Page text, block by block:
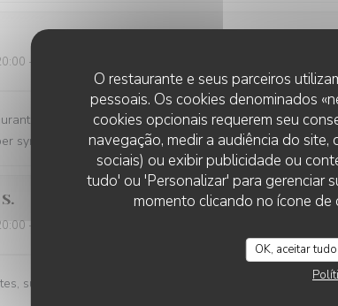
O restaurante e seus parceiros
pessoais. Os cookies denominados
cookies opcionais requerem seu
navegação, medir a audiência do
sociais) ou exibir publicidade ou
tudo' ou 'Personalizar' para gerenciar
momento clicando no ícone
OK, aceitar tudo
- guests 2
j aime La truffe et tous leurs plats à la truffe sont
sympa
S
- guests 2
super accueil et service. Et bonne musique 😉 bref